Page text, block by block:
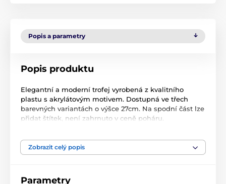
Popis a parametry
Popis produktu
Elegantní a moderní trofej vyrobená z kvalitního
plastu s akrylátovým motivem. Dostupná ve třech
barevných variantách o výšce 27cm. Na spodní část lze
přidat štítek, není zahrnuto v ceně poháru.
Produkt je zařazen v kategoriích
Zobrazit celý popis
Parametry